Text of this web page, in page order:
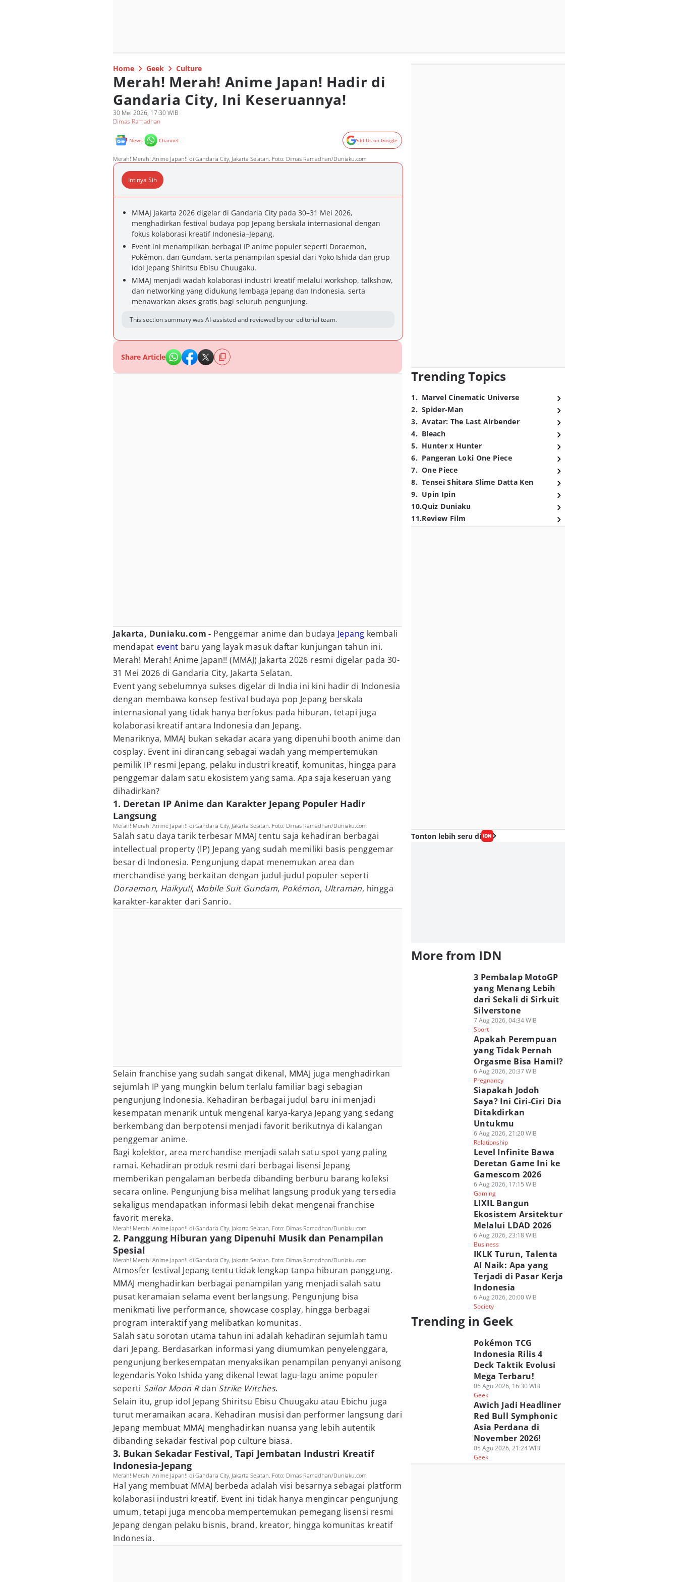
Home Geek Culture
Merah! Merah! Anime Japan! Hadir di
Gandaria City, Ini Keseruannya!
30 Mei 2026, 17:30 WIB
Dimas Ramadhan
News Channel Add Us on Google
Merah! Merah! Anime Japan!! di Gandaria City, Jakarta Selatan. Foto: Dimas Ramadhan/Duniaku.com
Intinya Sih
MMAJ Jakarta 2026 digelar di Gandaria City pada 30–31 Mei 2026,
menghadirkan festival budaya pop Jepang berskala internasional dengan
fokus kolaborasi kreatif Indonesia–Jepang.
Event ini menampilkan berbagai IP anime populer seperti Doraemon,
Pokémon, dan Gundam, serta penampilan spesial dari Yoko Ishida dan grup
idol Jepang Shiritsu Ebisu Chuugaku.
MMAJ menjadi wadah kolaborasi industri kreatif melalui workshop, talkshow,
dan networking yang didukung lembaga Jepang dan Indonesia, serta
menawarkan akses gratis bagi seluruh pengunjung.
This section summary was AI-assisted and reviewed by our editorial team.
Share Article
Jakarta, Duniaku.com - Penggemar anime dan budaya Jepang kembali
mendapat event baru yang layak masuk daftar kunjungan tahun ini.
Merah! Merah! Anime Japan!! (MMAJ) Jakarta 2026 resmi digelar pada 30-
31 Mei 2026 di Gandaria City, Jakarta Selatan.
Event yang sebelumnya sukses digelar di India ini kini hadir di Indonesia
dengan membawa konsep festival budaya pop Jepang berskala
internasional yang tidak hanya berfokus pada hiburan, tetapi juga
kolaborasi kreatif antara Indonesia dan Jepang.
Menariknya, MMAJ bukan sekadar acara yang dipenuhi booth anime dan
cosplay. Event ini dirancang sebagai wadah yang mempertemukan
pemilik IP resmi Jepang, pelaku industri kreatif, komunitas, hingga para
penggemar dalam satu ekosistem yang sama. Apa saja keseruan yang
dihadirkan?
1. Deretan IP Anime dan Karakter Jepang Populer Hadir
Langsung
Merah! Merah! Anime Japan!! di Gandaria City, Jakarta Selatan. Foto: Dimas Ramadhan/Duniaku.com
Salah satu daya tarik terbesar MMAJ tentu saja kehadiran berbagai
intellectual property (IP) Jepang yang sudah memiliki basis penggemar
besar di Indonesia. Pengunjung dapat menemukan area dan
merchandise yang berkaitan dengan judul-judul populer seperti
Doraemon, Haikyu!!, Mobile Suit Gundam, Pokémon, Ultraman, hingga
karakter-karakter dari Sanrio.
Selain franchise yang sudah sangat dikenal, MMAJ juga menghadirkan
sejumlah IP yang mungkin belum terlalu familiar bagi sebagian
pengunjung Indonesia. Kehadiran berbagai judul baru ini menjadi
kesempatan menarik untuk mengenal karya-karya Jepang yang sedang
berkembang dan berpotensi menjadi favorit berikutnya di kalangan
penggemar anime.
Bagi kolektor, area merchandise menjadi salah satu spot yang paling
ramai. Kehadiran produk resmi dari berbagai lisensi Jepang
memberikan pengalaman berbeda dibanding berburu barang koleksi
secara online. Pengunjung bisa melihat langsung produk yang tersedia
sekaligus mendapatkan informasi lebih dekat mengenai franchise
favorit mereka.
Merah! Merah! Anime Japan!! di Gandaria City, Jakarta Selatan. Foto: Dimas Ramadhan/Duniaku.com
2. Panggung Hiburan yang Dipenuhi Musik dan Penampilan
Spesial
Merah! Merah! Anime Japan!! di Gandaria City, Jakarta Selatan. Foto: Dimas Ramadhan/Duniaku.com
Atmosfer festival Jepang tentu tidak lengkap tanpa hiburan panggung.
MMAJ menghadirkan berbagai penampilan yang menjadi salah satu
pusat keramaian selama event berlangsung. Pengunjung bisa
menikmati live performance, showcase cosplay, hingga berbagai
program interaktif yang melibatkan komunitas.
Salah satu sorotan utama tahun ini adalah kehadiran sejumlah tamu
dari Jepang. Berdasarkan informasi yang diumumkan penyelenggara,
pengunjung berkesempatan menyaksikan penampilan penyanyi anisong
legendaris Yoko Ishida yang dikenal lewat lagu-lagu anime populer
seperti Sailor Moon Rdan Strike Witches.
Selain itu, grup idol Jepang Shiritsu Ebisu Chuugaku atau Ebichu juga
turut meramaikan acara. Kehadiran musisi dan performer langsung dari
Jepang membuat MMAJ menghadirkan nuansa yang lebih autentik
dibanding sekadar festival pop culture biasa.
3. Bukan Sekadar Festival, Tapi Jembatan Industri Kreatif
Indonesia-Jepang
Merah! Merah! Anime Japan!! di Gandaria City, Jakarta Selatan. Foto: Dimas Ramadhan/Duniaku.com
Hal yang membuat MMAJ berbeda adalah visi besarnya sebagai platform
kolaborasi industri kreatif. Event ini tidak hanya mengincar pengunjung
umum, tetapi juga mencoba mempertemukan pemegang lisensi resmi
Jepang dengan pelaku bisnis, brand, kreator, hingga komunitas kreatif
Indonesia.
Trending Topics
1. Marvel Cinematic Universe
2. Spider-Man
3. Avatar: The Last Airbender
4. Bleach
5. Hunter x Hunter
6. Pangeran Loki One Piece
7. One Piece
8. Tensei Shitara Slime Datta Ken
9. Upin Ipin
10.Quiz Duniaku
11.Review Film
Tonton lebih seru di
More from IDN
3 Pembalap MotoGP
yang Menang Lebih
dari Sekali di Sirkuit
Silverstone
7 Aug 2026, 04:34 WIB
Sport
Apakah Perempuan
yang Tidak Pernah
Orgasme Bisa Hamil?
6 Aug 2026, 20:37 WIB
Pregnancy
Siapakah Jodoh
Saya? Ini Ciri-Ciri Dia
Ditakdirkan
Untukmu
6 Aug 2026, 21:20 WIB
Relationship
Level Infinite Bawa
Deretan Game Ini ke
Gamescom 2026
6 Aug 2026, 17:15 WIB
Gaming
LIXIL Bangun
Ekosistem Arsitektur
Melalui LDAD 2026
6 Aug 2026, 23:18 WIB
Business
IKLK Turun, Talenta
AI Naik: Apa yang
Terjadi di Pasar Kerja
Indonesia
6 Aug 2026, 20:00 WIB
Society
Trending in Geek
Pokémon TCG
Indonesia Rilis 4
Deck Taktik Evolusi
Mega Terbaru!
06 Agu 2026, 16:30 WIB
Geek
Awich Jadi Headliner
Red Bull Symphonic
Asia Perdana di
November 2026!
05 Agu 2026, 21:24 WIB
Geek